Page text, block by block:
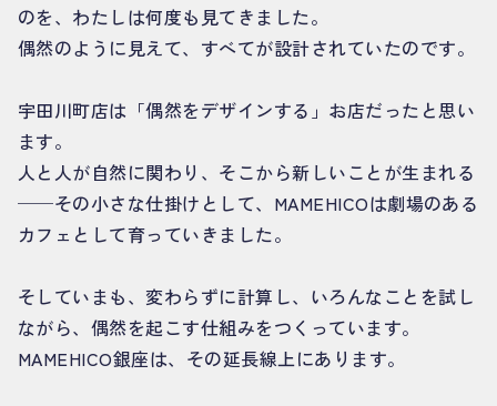
のを、わたしは何度も見てきました。
偶然のように見えて、すべてが設計されていたのです。
宇田川町店は「偶然をデザインする」お店だったと思い
ます。
人と人が自然に関わり、そこから新しいことが生まれる
──その小さな仕掛けとして、MAMEHICOは劇場のある
カフェとして育っていきました。
そしていまも、変わらずに計算し、いろんなことを試し
ながら、偶然を起こす仕組みをつくっています。
MAMEHICO銀座は、その延長線上にあります。